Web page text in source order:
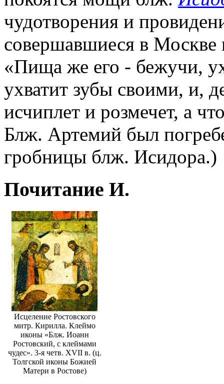
чудотворения и
совершавшиеся в Москве
«Пища же его - бежучи,
ухватит зубы своими, и,
исчиплет и розмечет, а
Блж. Артемий был
гробницы блж. Исидора.)
Почитание И.
Исцеление Ростовского
митр. Кирилла. Клеймо
иконы «Блж. Иоанн
Ростовский, с клеймами
чудес». 3-я четв. XVII в. (ц.
Толгской иконы Божией
Матери в Ростове)